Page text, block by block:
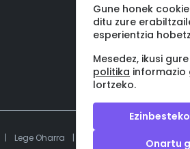
| Lege Oharra | Pribatutasun politika
Gune honek
ditu zure
esperientzia
Mesedez, ikusi gure
politika informazio
lortzeko.
Onartu